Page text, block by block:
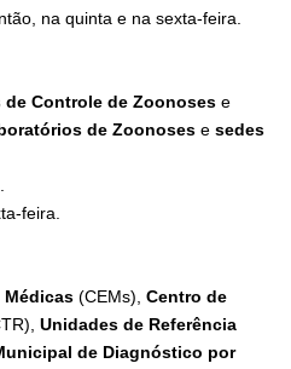
na quinta e na sexta-feira.
de Controle de Zoonoses e
de Zoonoses e sedes
feira.
Médicas (CEMs), Centro de
Unidades de Referência
de Diagnóstico por